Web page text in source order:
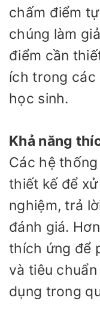
chấm điểm
chúng làm
điểm cần
ích trong các
học sinh.
Khả năng
Các hệ
thiết kế để
nghiệm, trả
đánh giá.
thích ứng để
và tiêu
dụng trong